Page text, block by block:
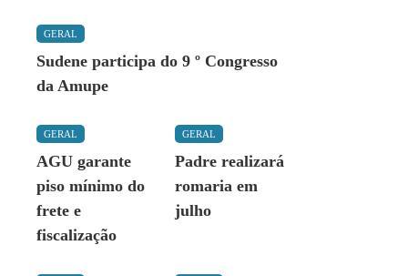
GERAL
Sudene participa do 9 º Congresso
da Amupe
GERAL
AGU garante
piso mínimo do
frete e
fiscalização
GERAL
Padre realizará
romaria em
julho